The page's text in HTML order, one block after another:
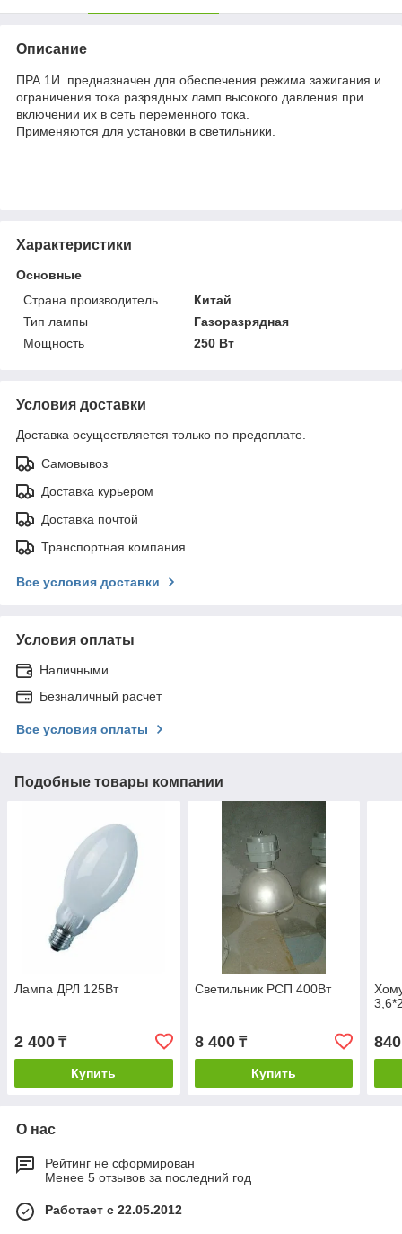
Описание
ПРА 1И предназначен для обеспечения режима зажигания и
ограничения тока разрядных ламп высокого давления при
включении их в сеть переменного тока.
Применяются для установки в светильники.
Характеристики
Основные
Страна производитель
Китай
Тип лампы
Газоразрядная
Мощность
250 Вт
Условия доставки
Доставка осуществляется только по предоплате.
Самовывоз
Доставка курьером
Доставка почтой
Транспортная компания
Все условия доставки
Условия оплаты
Наличными
Безналичный расчет
Все условия оплаты
Подобные товары компании
Лампа ДРЛ 125Вт
2 400 ₸
Купить
Светильник РСП 400Вт
8 400₸
Купить
840
О нас
Рейтинг не сформирован
Менее 5 отзывов за последний год
Работает с 22.05.2012